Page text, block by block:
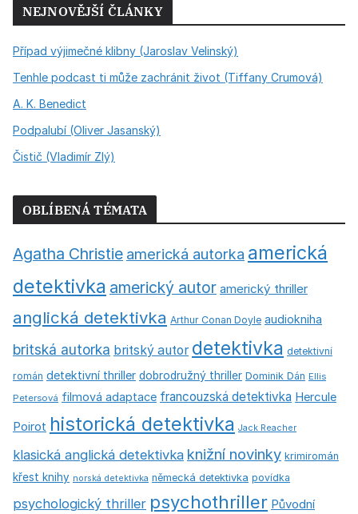
NEJNOVĚJŠÍ ČLÁNKY
Případ výjimečné klibny (Jaroslav Velinský)
Tenhle podcast ti může zachránit život (Tiffany Crumová)
A. K. Benedict
Podpalubí (Oliver Jasanský)
Čistič (Vladimír Zlý)
OBLÍBENÁ TÉMATA
Agatha Christie americká autorka americká
detektivka americký autor americký thriller
anglická detektivka Arthur Conan Doyle audiokniha
britská autorka britský autor detektivka detektivní
román detektivní thriller dobrodružný thriller Dominik Dán Ellis
Petersová filmová adaptace francouzská detektivka Hercule
Poirot historická detektivka Jack Reacher
klasická anglická detektivka knižní novinky krimiromán
křest knihy norská detektivka německá detektivka povídka
psychologický thriller psychothriller Původní